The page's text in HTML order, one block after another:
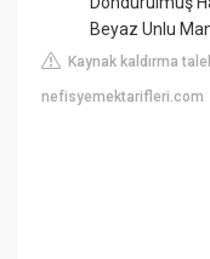
Beyaz Unlu
Kaynak kaldırma
nefisyemektarifleri.com